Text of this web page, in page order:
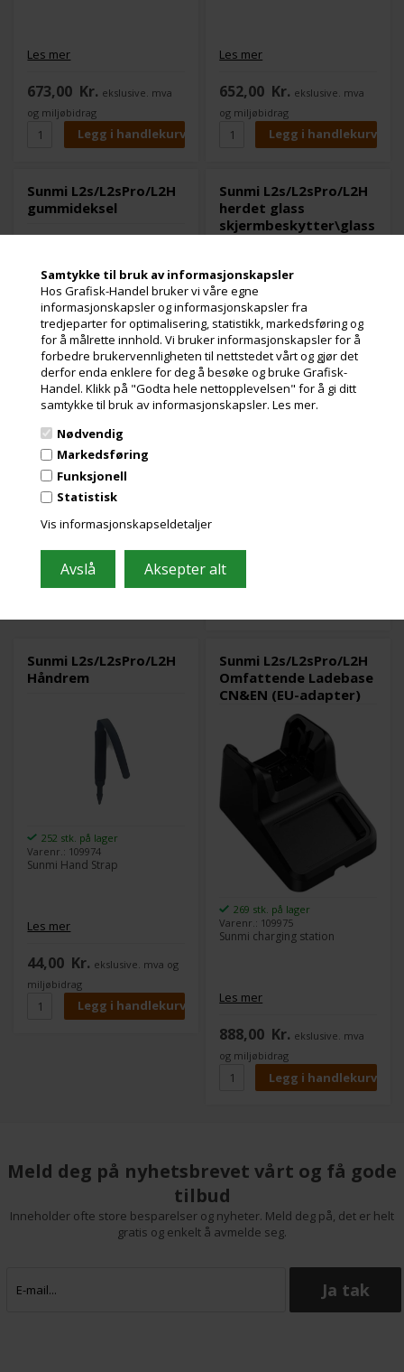
Samtykke til bruk av informasjonskapsler
Hos Grafisk-Handel bruker vi våre egne
informasjonskapsler og informasjonskapsler fra
tredjeparter for optimalisering, statistikk, markedsføring og
for å målrette innhold. Vi bruker informasjonskapsler for å
forbedre brukervennligheten til nettstedet vårt og gjør det
derfor enda enklere for deg å besøke og bruke Grafisk-
Handel. Klikk på "Godta hele nettopplevelsen" for å gi ditt
samtykke til bruk av informasjonskapsler. Les mer.
Nødvendig
Markedsføring
Funksjonell
Statistisk
Vis informasjonskapseldetaljer
Les mer
673,00 Kr. ekslusive. mva
og miljøbidrag
Les mer
652,00 Kr. ekslusive. mva
og miljøbidrag
Sunmi L2s/L2sPro/L2H
gummideksel
41 stk. på lager
Sunmi Rubber Case
Les mer
224,00Kr. ekslusive. mva
og miljøbidrag
Sunmi L2s/L2sPro/L2H
herdet glass
skjermbeskytter\glass
108,00
Sunmi L2s/L2sPro/L2H
Håndrem
252 stk. på lager
Varenr.: 109974
Sunmi Hand Strap
Les mer
44,00 Kr. ekslusive. mva og
miljøbidrag
Sunmi L2s/L2sPro/L2H
Omfattende Ladebase
CN&EN (EU-adapter)
269 stk. på lager
Varenr.: 109975
Sunmi charging station
Les mer
888,00 Kr. ekslusive. mva
og miljøbidrag
Meld deg på nyhetsbrevet vårt og få gode
tilbud
Inneholder ofte store besparelser og nyheter. Meld deg på, det er helt
gratis og enkelt å avmelde seg.